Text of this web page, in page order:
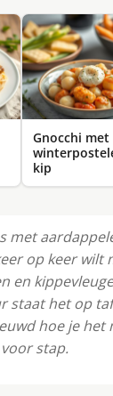
Gnocchi met
kip
met
op keer wilt
en
staat het op
hoe je het
stap.